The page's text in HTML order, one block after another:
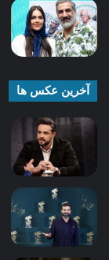
آخرین عکس ها